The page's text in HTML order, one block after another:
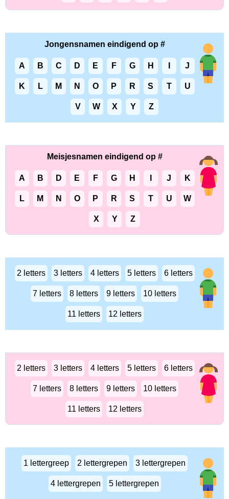
Jongensnamen eindigend op #
A B C D E F G H J
K L M N O P R S T U
V W X Y Z
Meisjesnamen eindigend op #
A B D E F G H J K
L M N O P R S T U W
X Y Z
2 letters 3 letters 4 letters 5 letters 6 letters
7 letters 8 letters 9 letters 10 letters
11 letters 12 letters
2 letters 3 letters 4 letters 5 letters 6 letters
7 letters 8 letters 9 letters 10 letters
11 letters 12 letters
1 lettergreep 2 lettergrepen 3 lettergrepen
4 lettergrepen 5 lettergrepen